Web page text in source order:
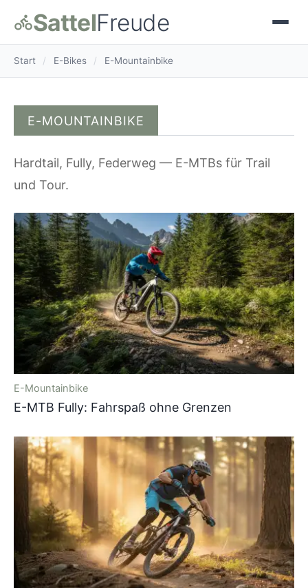
SattelFreude
Start / E-Bikes / E-Mountainbike
E-MOUNTAINBIKE
Hardtail, Fully, Federweg — E-MTBs für Trail
und Tour.
E-Mountainbike
E-MTB Fully: Fahrspaß ohne Grenzen